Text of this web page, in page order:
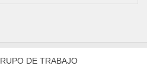
DE TRABAJO